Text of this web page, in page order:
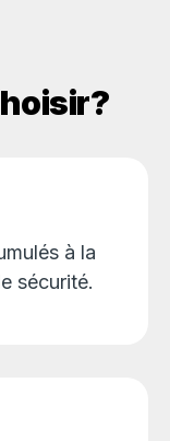
à la
sécurité.